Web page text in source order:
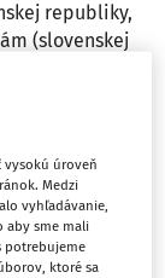
republiky,
(slovenskej
príjmov
sa
z pridanej
vysokú úroveň
Medzi
vyhľadávanie,
aby sme mali
potrebujeme
ktoré sa